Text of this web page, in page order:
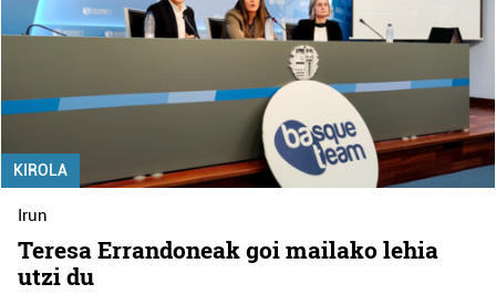
KIROLA
Irun
Teresa Errandoneak goi mailako lehia
utzi du